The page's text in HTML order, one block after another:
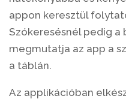
appon keresztül
Szókeresésnél pedig a
megmutatja az app a
a táblán.
Az applikációban